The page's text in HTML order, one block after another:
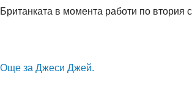
Британката в момента работи по втория
Още за Джеси Джей.